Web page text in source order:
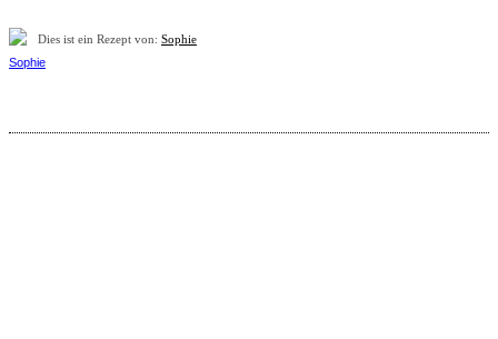
Dies ist ein Rezept von: Sophie